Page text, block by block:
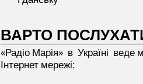
ВАРТО
«Радіо Марія» в Україні веде
Інтернет мережі: